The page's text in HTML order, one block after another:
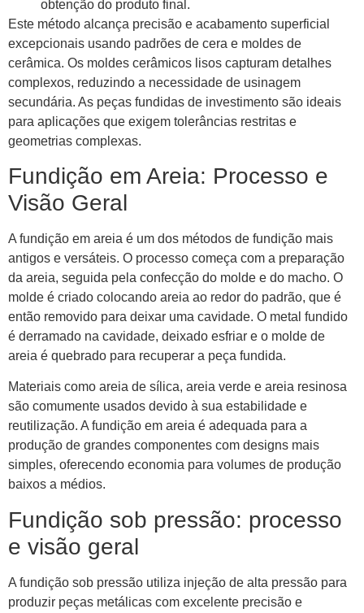
obtenção do produto final.
Este método alcança precisão e acabamento superficial
excepcionais usando padrões de cera e moldes de
cerâmica. Os moldes cerâmicos lisos capturam detalhes
complexos, reduzindo a necessidade de usinagem
secundária. As peças fundidas de investimento são ideais
para aplicações que exigem tolerâncias restritas e
geometrias complexas.
Fundição em Areia: Processo e
Visão Geral
A fundição em areia é um dos métodos de fundição mais
antigos e versáteis. O processo começa com a preparação
da areia, seguida pela confecção do molde e do macho. O
molde é criado colocando areia ao redor do padrão, que é
então removido para deixar uma cavidade. O metal fundido
é derramado na cavidade, deixado esfriar e o molde de
areia é quebrado para recuperar a peça fundida.
Materiais como areia de sílica, areia verde e areia resinosa
são comumente usados ​​devido à sua estabilidade e
reutilização. A fundição em areia é adequada para a
produção de grandes componentes com designs mais
simples, oferecendo economia para volumes de produção
baixos a médios.
Fundição sob pressão: processo
e visão geral
A fundição sob pressão utiliza injeção de alta pressão para
produzir peças metálicas com excelente precisão e